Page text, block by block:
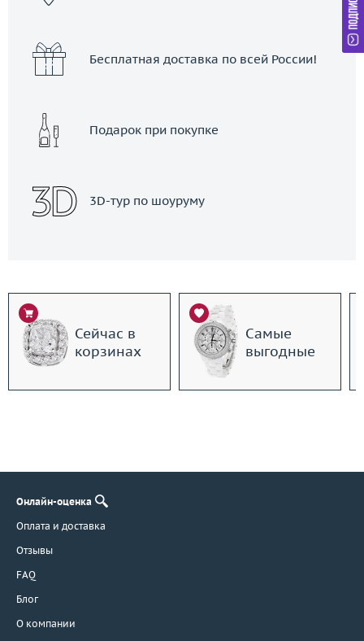
Бесплатная доставка по всей России!
Подарок при покупке
3D-тур по шоуруму
Сейчас в
корзинах
Самые
выгодные
Онлайн-оценка
Оплата и доставка
Отзывы
FAQ
Блог
О компании